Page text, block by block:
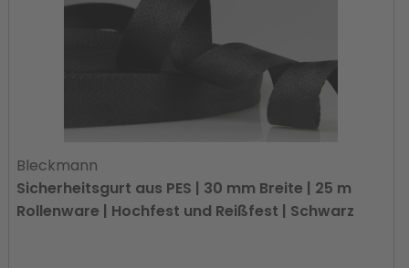
Bleckmann
Sicherheitsgurt aus PES | 30 mm Breite | 25 m
Rollenware | Hochfest und Reißfest | Schwarz